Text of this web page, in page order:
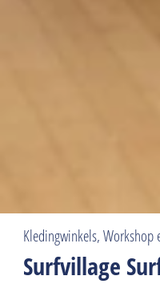
Kledingwinkels, Workshop
Surfvillage